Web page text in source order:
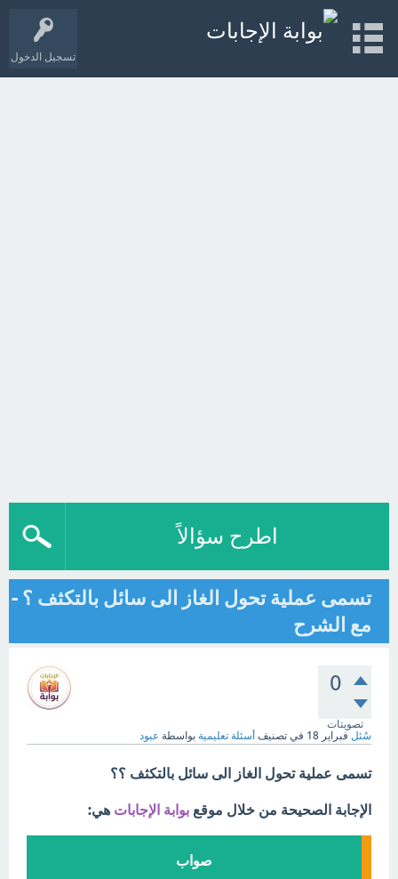
تسجيل الدخول
اطرح سؤالاً
تسمى عملية تحول الغاز الى سائل بالتكثف ؟ -
مع الشرح
0
تصويتات
سُئل فبراير 18 في تصنيف أسئلة تعليمية بواسطة عبود
تسمى عملية تحول الغاز الى سائل بالتكثف ؟؟
الإجابة الصحيحة من خلال موقع بوابة الإجابات هي:
صواب